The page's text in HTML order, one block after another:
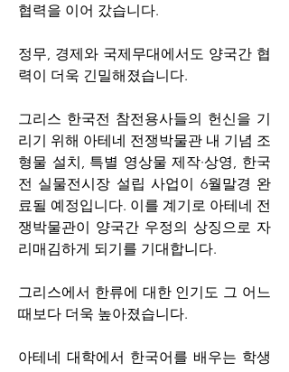
협력을 이어 갔습니다.
정무, 경제와 국제무대에서도 양국간 협
력이 더욱 긴밀해졌습니다.
그리스 한국전 참전용사들의 헌신을 기
리기 위해 아테네 전쟁박물관 내 기념 조
형물 설치, 특별 영상물 제작·상영, 한국
전 실물전시장 설립 사업이 6월말경 완
료될 예정입니다. 이를 계기로 아테네 전
쟁박물관이 양국간 우정의 상징으로 자
리매김하게 되기를 기대합니다.
그리스에서 한류에 대한 인기도 그 어느
때보다 더욱 높아졌습니다.
아테네 대학에서 한국어를 배우는 학생